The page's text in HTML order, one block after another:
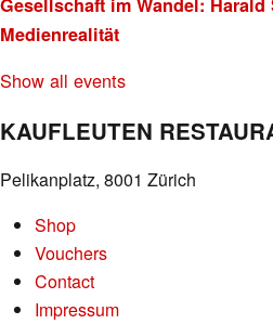
Medienrealität
Show all events
KAUFLEUTEN
Pelikanplatz, 8001 Zürich
Shop
Vouchers
Contact
Impressum